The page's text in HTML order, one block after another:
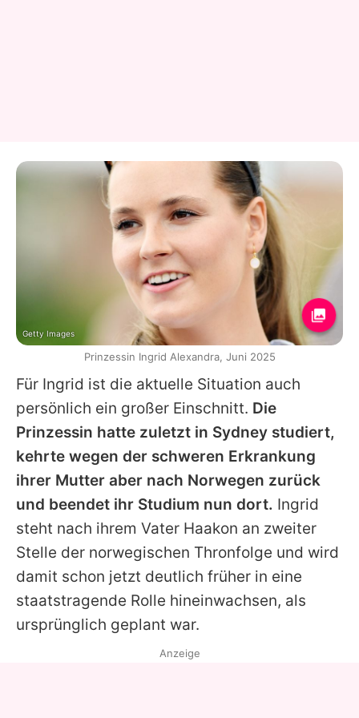
Für Ingrid ist die aktuelle Situation auch
persönlich ein großer Einschnitt. Die
Prinzessin hatte zuletzt in Sydney studiert,
kehrte wegen der schweren Erkrankung
ihrer Mutter aber nach Norwegen zurück
und beendet ihr Studium nun dort. Ingrid
steht nach ihrem Vater Haakon an zweiter
Stelle der norwegischen Thronfolge und wird
damit schon jetzt deutlich früher in eine
staatstragende Rolle hineinwachsen, als
ursprünglich geplant war.
Getty Images
Prinzessin Ingrid Alexandra, Juni 2025
Anzeige